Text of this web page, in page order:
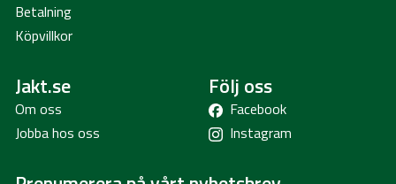
Betalning
Köpvillkor
Jakt.se
Om oss
Jobba hos oss
Följ oss
Facebook
Instagram